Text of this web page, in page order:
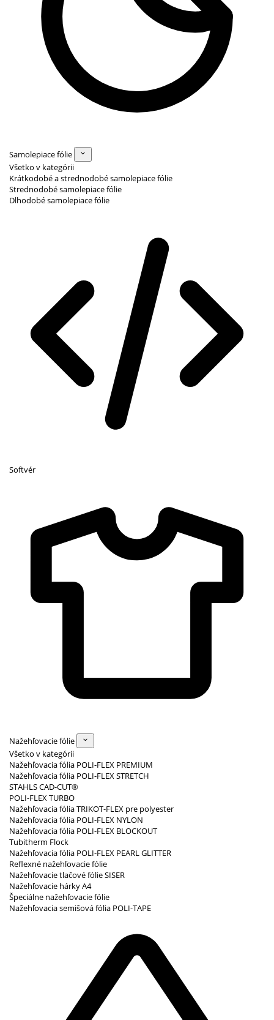
Samolepiace fólie
Všetko v kategórii
Krátkodobé a strednodobé samolepiace fólie
Strednodobé samolepiace fólie
Dlhodobé samolepiace fólie
Softvér
Nažehľovacie fólie
Všetko v kategórii
Nažehľovacia fólia POLI-FLEX PREMIUM
Nažehľovacia fólia POLI-FLEX STRETCH
STAHLS CAD-CUT®
POLI-FLEX TURBO
Nažehľovacia fólia TRIKOT-FLEX pre polyester
Nažehľovacia fólia POLI-FLEX NYLON
Nažehľovacia fólia POLI-FLEX BLOCKOUT
Tubitherm Flock
Nažehľovacia fólia POLI-FLEX PEARL GLITTER
Reflexné nažehľovacie fólie
Nažehľovacie tlačové fólie SISER
Nažehľovacie hárky A4
Špeciálne nažehľovacie fólie
Nažehľovacia semišová fólia POLI-TAPE